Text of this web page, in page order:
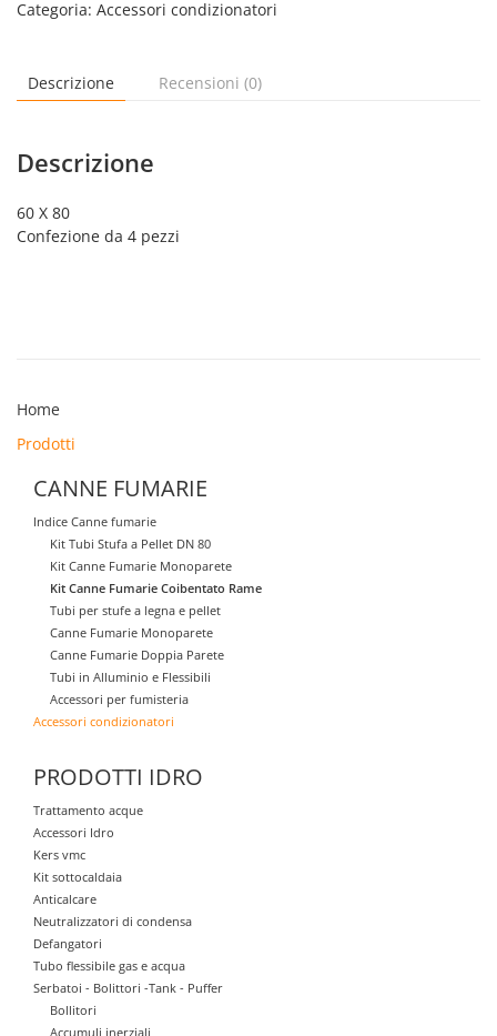
Categoria: Accessori condizionatori
Descrizione Recensioni (0)
Descrizione
60 X 80
Confezione da 4 pezzi
Home
Prodotti
CANNE FUMARIE
Indice Canne fumarie
Kit Tubi Stufa a Pellet DN 80
Kit Canne Fumarie Monoparete
Kit Canne Fumarie Coibentato Rame
Tubi per stufe a legna e pellet
Canne Fumarie Monoparete
Canne Fumarie Doppia Parete
Tubi in Alluminio e Flessibili
Accessori per fumisteria
Accessori condizionatori
PRODOTTI IDRO
Trattamento acque
Accessori Idro
Kers vmc
Kit sottocaldaia
Anticalcare
Neutralizzatori di condensa
Defangatori
Tubo flessibile gas e acqua
Serbatoi - Bolittori -Tank - Puffer
Bollitori
Accumuli inerziali